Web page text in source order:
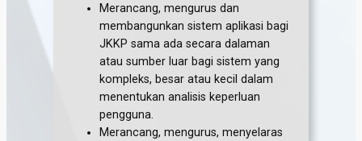
Merancang, mengurus dan
membangunkan sistem aplikasi bagi
JKKP sama ada secara dalaman
atau sumber luar bagi sistem yang
kompleks, besar atau kecil dalam
menentukan analisis keperluan
pengguna.
Merancang, mengurus, menyelaras